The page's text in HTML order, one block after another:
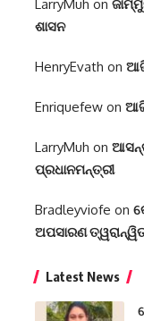
LarryMuh on
ଶାସନ
HenryEvath on
Enriquefew on
LarryMuh on
ପ୍ରଧାନମନ୍ତ୍ରୀ
Bradleyviofe on
ଅପସାରଣ
Latest News